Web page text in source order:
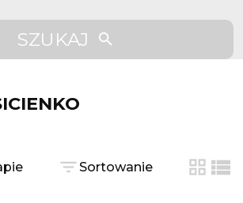
SZUKAJ
Sortowanie
tabela